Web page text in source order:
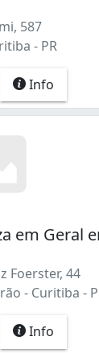
587
- PR
Info
em Geral
Foerster, 44
- Curitiba -
Info